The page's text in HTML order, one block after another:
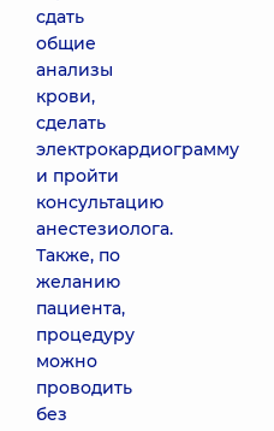
сдать
общие
анализы
крови,
сделать
электрокардиограмму
и пройти
консультацию
анестезиолога.
Также, по
желанию
пациента,
процедуру
можно
проводить
без